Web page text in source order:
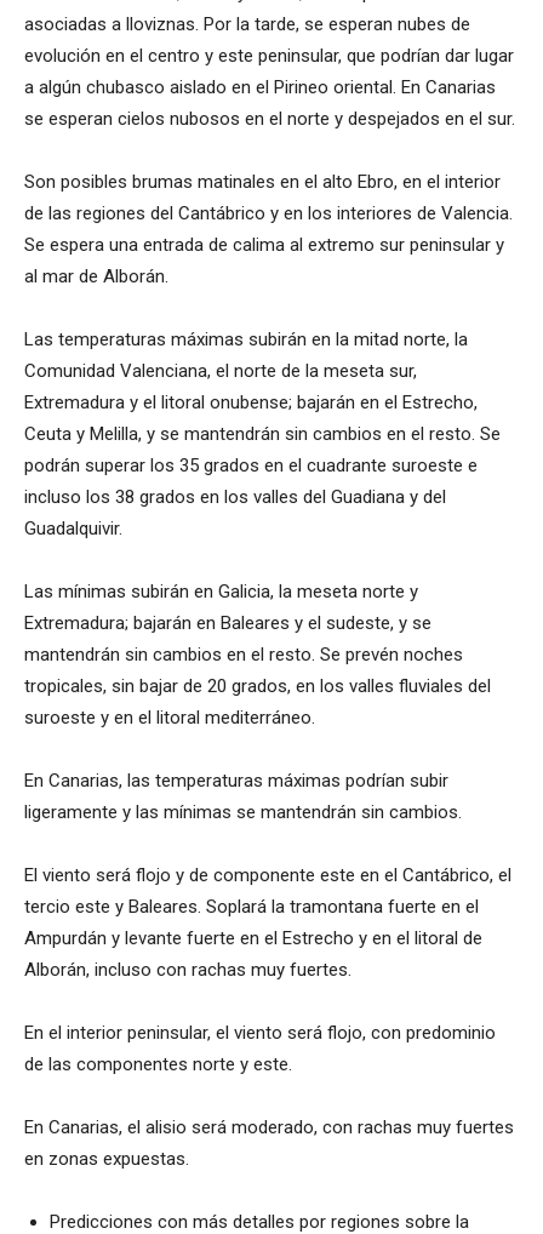
asociadas a lloviznas. Por la tarde, se esperan nubes de
evolución en el centro y este peninsular, que podrían dar lugar
a algún chubasco aislado en el Pirineo oriental. En Canarias
se esperan cielos nubosos en el norte y despejados en el sur.
Son posibles brumas matinales en el alto Ebro, en el interior
de las regiones del Cantábrico y en los interiores de Valencia.
Se espera una entrada de calima al extremo sur peninsular y
al mar de Alborán.
Las temperaturas máximas subirán en la mitad norte, la
Comunidad Valenciana, el norte de la meseta sur,
Extremadura y el litoral onubense; bajarán en el Estrecho,
Ceuta y Melilla, y se mantendrán sin cambios en el resto. Se
podrán superar los 35 grados en el cuadrante suroeste e
incluso los 38 grados en los valles del Guadiana y del
Guadalquivir.
Las mínimas subirán en Galicia, la meseta norte y
Extremadura; bajarán en Baleares y el sudeste, y se
mantendrán sin cambios en el resto. Se prevén noches
tropicales, sin bajar de 20 grados, en los valles fluviales del
suroeste y en el litoral mediterráneo.
En Canarias, las temperaturas máximas podrían subir
ligeramente y las mínimas se mantendrán sin cambios.
El viento será flojo y de componente este en el Cantábrico, el
tercio este y Baleares. Soplará la tramontana fuerte en el
Ampurdán y levante fuerte en el Estrecho y en el litoral de
Alborán, incluso con rachas muy fuertes.
En el interior peninsular, el viento será flojo, con predominio
de las componentes norte y este.
En Canarias, el alisio será moderado, con rachas muy fuertes
en zonas expuestas.
Predicciones con más detalles por regiones sobre la